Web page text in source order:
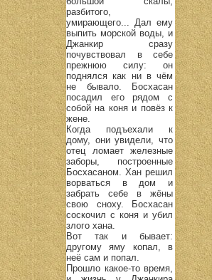
разбитого,
умирающего... Дал ему
выпить морской воды, и
Джанкир сразу
почувствовал в себе
прежнюю силу: он
поднялся как ни в чём
не бывало. Босхасан
посадил его рядом с
собой на коня и повёз к
жене.
Когда подъехали к
дому, они увидели, что
отец ломает железные
заборы, построенные
Босхасаном. Хан решил
ворваться в дом и
забрать себе в жёны
свою сноху. Босхасан
соскочил с коня и убил
злого хана.
Вот так и бывает:
другому яму копал, в
неё сам и попал.
Прошло какое-то время,